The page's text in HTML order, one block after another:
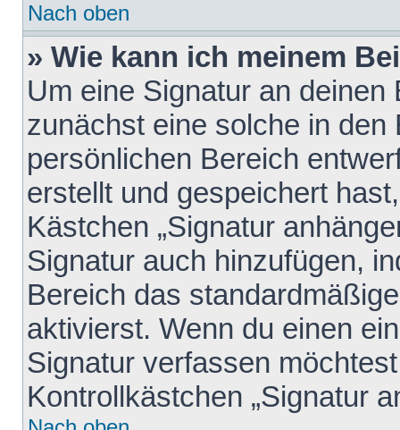
Nach oben
» Wie kann ich meinem
Um eine Signatur an
zunächst eine solche in den
persönlichen Bereich
erstellt und gespeichert
Kästchen „Signatur
Signatur auch hinzufügen,
Bereich das
aktivierst. Wenn du einen
Signatur verfassen
Kontrollkästchen „Signatur